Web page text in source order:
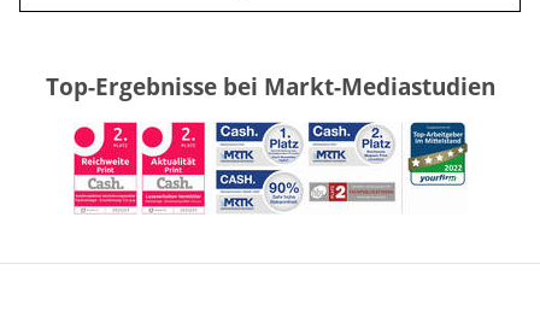
Top-Ergebnisse bei Markt-Mediastudien